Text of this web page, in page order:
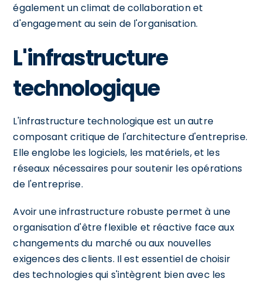
également un climat de collaboration et
d'engagement au sein de l'organisation.
L'infrastructure
technologique
L'infrastructure technologique est un autre
composant critique de l'architecture d'entreprise.
Elle englobe les logiciels, les matériels, et les
réseaux nécessaires pour soutenir les opérations
de l'entreprise.
Avoir une infrastructure robuste permet à une
organisation d'être flexible et réactive face aux
changements du marché ou aux nouvelles
exigences des clients. Il est essentiel de choisir
des technologies qui s'intègrent bien avec les